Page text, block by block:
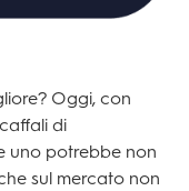
Oggi, con
di
uno potrebbe non
sul mercato non